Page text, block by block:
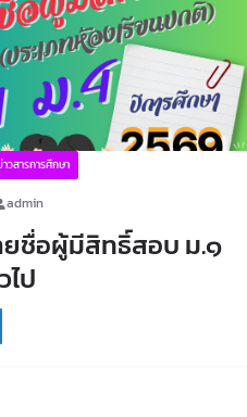
าวสารการศึกษา
admin
ยชื่อผู้มีสิทธิ์สอบ ม.๑
ป